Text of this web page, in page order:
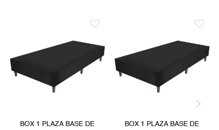
BOX 1 PLAZA BASE DE
BOX 1 PLAZA BASE DE